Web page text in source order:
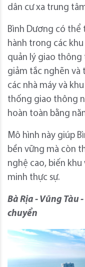
dân cư xa trung
Bình Dương có thể
hành trong các
quản lý giao thông
giảm tắc nghẽn và
các nhà máy và
thống giao thông
hoàn toàn bằng
Mô hình này giúp
bền vững mà còn
nghệ cao, biến
minh thực sự.
Bà Rịa - Vũng Tàu
chuyển